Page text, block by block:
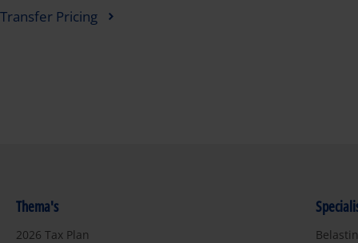
Transfer Pricing
Thema's
2026 Tax Plan